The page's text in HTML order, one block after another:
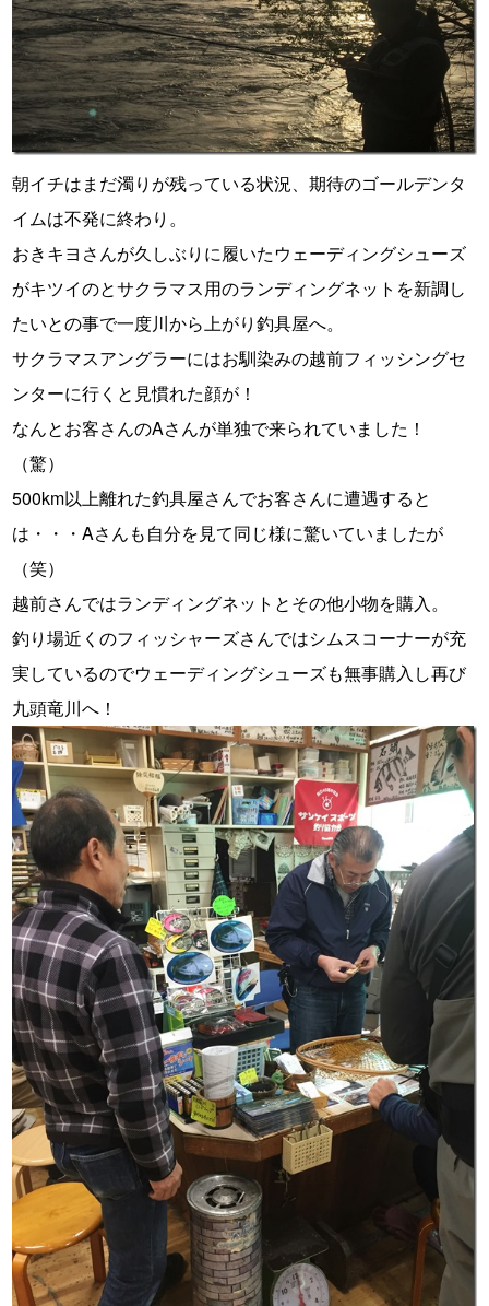
朝イチはまだ濁りが残っている状況、期待のゴールデンタ
イムは不発に終わり。
おきキヨさんが久しぶりに履いたウェーディングシューズ
がキツイのとサクラマス用のランディングネットを新調し
たいとの事で一度川から上がり釣具屋へ。
サクラマスアングラーにはお馴染みの越前フィッシングセ
ンターに行くと見慣れた顔が！
なんとお客さんのAさんが単独で来られていました！
（驚）
500km以上離れた釣具屋さんでお客さんに遭遇すると
は・・・Aさんも自分を見て同じ様に驚いていましたが
（笑）
越前さんではランディングネットとその他小物を購入。
釣り場近くのフィッシャーズさんではシムスコーナーが充
実しているのでウェーディングシューズも無事購入し再び
九頭竜川へ！